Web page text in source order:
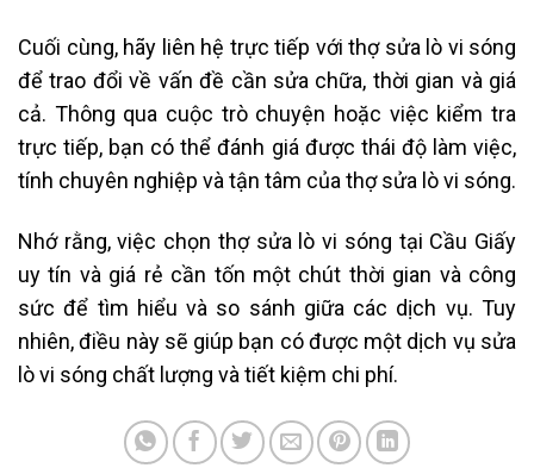
Cuối cùng, hãy liên hệ trực tiếp với thợ sửa lò vi sóng
để trao đổi về vấn đề cần sửa chữa, thời gian và giá
cả. Thông qua cuộc trò chuyện hoặc việc kiểm tra
trực tiếp, bạn có thể đánh giá được thái độ làm việc,
tính chuyên nghiệp và tận tâm của thợ sửa lò vi sóng.
Nhớ rằng, việc chọn thợ sửa lò vi sóng tại Cầu Giấy
uy tín và giá rẻ cần tốn một chút thời gian và công
sức để tìm hiểu và so sánh giữa các dịch vụ. Tuy
nhiên, điều này sẽ giúp bạn có được một dịch vụ sửa
lò vi sóng chất lượng và tiết kiệm chi phí.